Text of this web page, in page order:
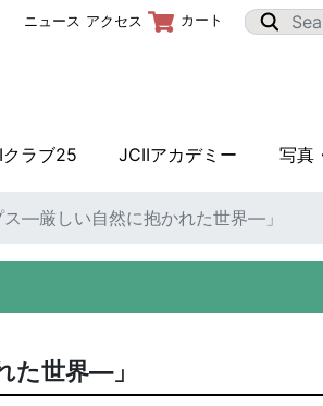
ラブ25 JCIIアカデミー 写真
ニュース アクセス カート
―厳しい自然に抱かれた世界―」
た世界―」